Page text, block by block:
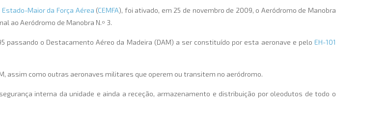
Estado-Maior da Força Aérea (CEMFA), foi ativado, em 25 de novembro de 2009, o Aeródromo de Manobra
ao Aeródromo de Manobra N.º 3.
passando o Destacamento Aéreo da Madeira (DAM) a ser constituído por esta aeronave e pelo EH-101
assim como outras aeronaves militares que operem ou transitem no aeródromo.
interna da unidade e ainda a receção, armazenamento e distribuição por oleodutos de todo o